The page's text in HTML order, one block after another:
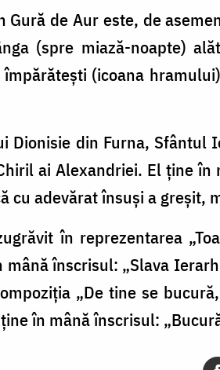
Gură de Aur este, de
(spre miază-noapte)
(icoana
Dionisie din Furna,
ai Alexandriei. El ține
cu adevărat însuși a greșit,
în reprezentarea
înscrisul: „Slava
„De tine se
în mână înscrisul: